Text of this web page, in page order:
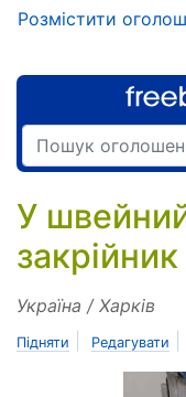
Розмістити
У
закрійник
Україна / Харків
Підняти Редагувати